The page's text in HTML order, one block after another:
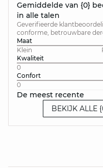
Gemiddelde van {0}
in alle talen
Geverifieerde
conforme, betrouwbare
Maat
Klein
Kwaliteit
0
Confort
0
De meest recente
BEKIJK ALLE